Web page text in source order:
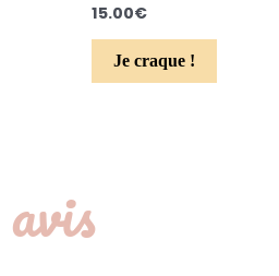
15.00€
Je craque !
produit